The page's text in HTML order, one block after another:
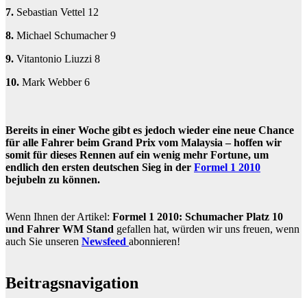
7. Sebastian Vettel 12
8. Michael Schumacher 9
9. Vitantonio Liuzzi 8
10. Mark Webber 6
Bereits in einer Woche gibt es jedoch wieder eine neue Chance
für alle Fahrer beim Grand Prix vom Malaysia – hoffen wir
somit für dieses Rennen auf ein wenig mehr Fortune, um
endlich den ersten deutschen Sieg in der Formel 1 2010
bejubeln zu können.
Wenn Ihnen der Artikel: Formel 1 2010: Schumacher Platz 10
und Fahrer WM Stand gefallen hat, würden wir uns freuen, wenn
auch Sie unseren Newsfeed abonnieren!
Beitragsnavigation